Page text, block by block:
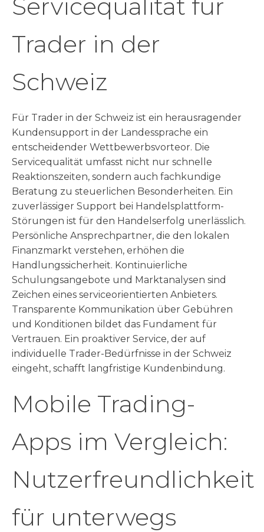
Servicequalität für
Trader in der
Schweiz
Für Trader in der Schweiz ist ein herausragender
Kundensupport in der Landessprache ein
entscheidender Wettbewerbsvorteor. Die
Servicequalität umfasst nicht nur schnelle
Reaktionszeiten, sondern auch fachkundige
Beratung zu steuerlichen Besonderheiten. Ein
zuverlässiger Support bei Handelsplattform-
Störungen ist für den Handelserfolg unerlässlich.
Persönliche Ansprechpartner, die den lokalen
Finanzmarkt verstehen, erhöhen die
Handlungssicherheit. Kontinuierliche
Schulungsangebote und Marktanalysen sind
Zeichen eines serviceorientierten Anbieters.
Transparente Kommunikation über Gebühren
und Konditionen bildet das Fundament für
Vertrauen. Ein proaktiver Service, der auf
individuelle Trader-Bedürfnisse in der Schweiz
eingeht, schafft langfristige Kundenbindung.
Mobile Trading-
Apps im Vergleich:
Nutzerfreundlichkeit
für unterwegs